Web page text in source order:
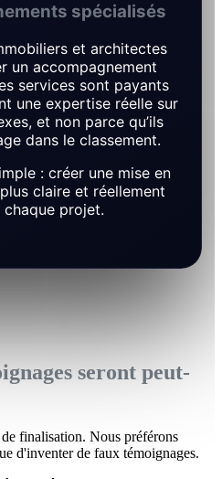
spécialisés
et architectes
un accompagnement
services sont payants
une expertise réelle sur
et non parce qu’ils
dans le classement.
: créer une mise en
claire et réellement
projet.
seront peut-
finalisation. Nous préférons
d'inventer de faux témoignages.